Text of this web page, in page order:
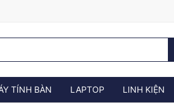
TÍNH BÀN LAPTOP LINH KIỆN